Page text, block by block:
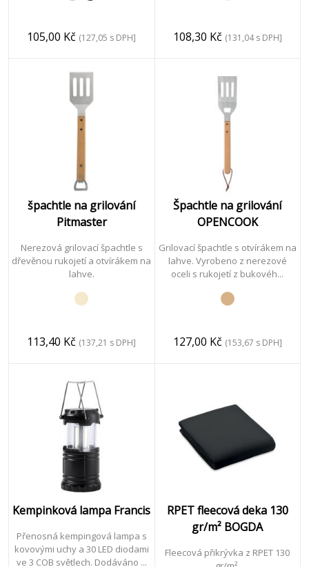
105,00 Kč (127,05 s DPH] 108,30 Kč (131,04 s DPH]
špachtle na grilování
Pitmaster
Nerezová grilovací špachtle s
dřevěnou rukojetí a otvírákem na
lahve.
113,40 Kč (137,21 s DPH]
Špachtle na grilování
OPENCOOK
Grilovací špachtle s otvírákem na
lahve. Vyrobeno z nerezové
oceli s rukojetí z bukovéh...
127,00 Kč (153,67 s DPH]
Kempinková lampa Francis
Přenosná kempingová lampa s
kovovými uchy a 30 LED diodami
ve 3 COB světlech. Dodáváno ...
RPET fleecová deka 130
gr/m² BOGDA
Fleecová přikrývka z RPET 130